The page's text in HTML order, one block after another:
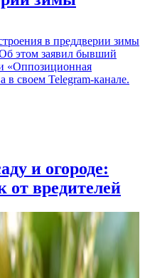
в преддверии зимы
этом заявил бывший
«Оппозиционная
своем Telegram-канале.
и огороде:
от вредителей